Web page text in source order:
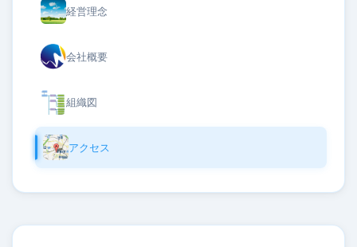
経営理念
会社概要
組織図
アクセス